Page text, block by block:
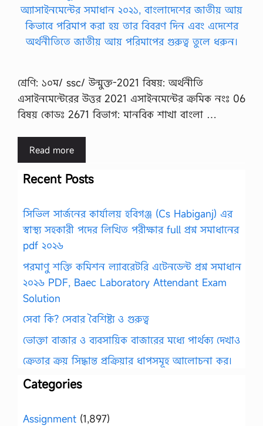
শ্রেণি: ১০ম/ ssc/ উন্মুক্ত-2021 বিষয়: অর্থনীতি
এসাইনমেন্টেরের উত্তর 2021 এসাইনমেন্টের ক্রমিক নংঃ 06
বিষয় কোডঃ 2671 বিভাগ: মানবিক শাখা বাংলা …
Read more
Recent Posts
সিভিল সার্জনের কার্যালয় হবিগঞ্জ (Cs Habiganj) এর
স্বাস্থ্য সহকারী পদের লিখিত পরীক্ষার full প্রশ্ন সমাধানের
pdf ২০২৬
পরমাণু শক্তি কমিশন ল্যাবরেটরি এটেনডেন্ট প্রশ্ন সমাধান
২০২৬ PDF, Baec Laboratory Attendant Exam
Solution
সেবা কি? সেবার বৈশিষ্ট্য ও গুরুত্ব
ভোক্তা বাজার ও ব্যবসায়িক বাজারের মধ্যে পার্থক্য দেখাও
ক্রেতার ক্রয় সিদ্ধান্ত প্রক্রিয়ার ধাপসমূহ আলোচনা কর।
Categories
Assignment (1,897)